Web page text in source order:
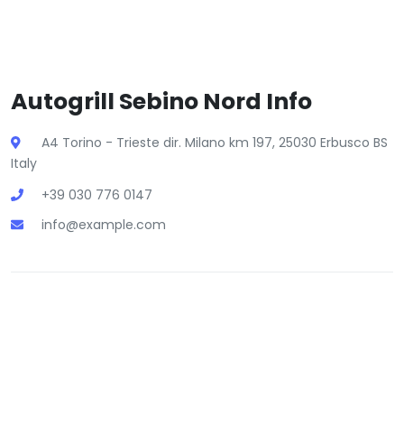
Autogrill Sebino Nord Info
A4 Torino - Trieste dir. Milano km 197, 25030 Erbusco BS
Italy
+39 030 776 0147
info@example.com